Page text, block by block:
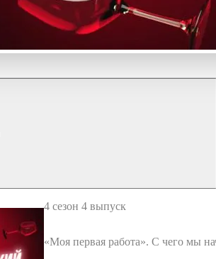
4 сезон 4 выпуск
«Моя первая работа». С чего мы